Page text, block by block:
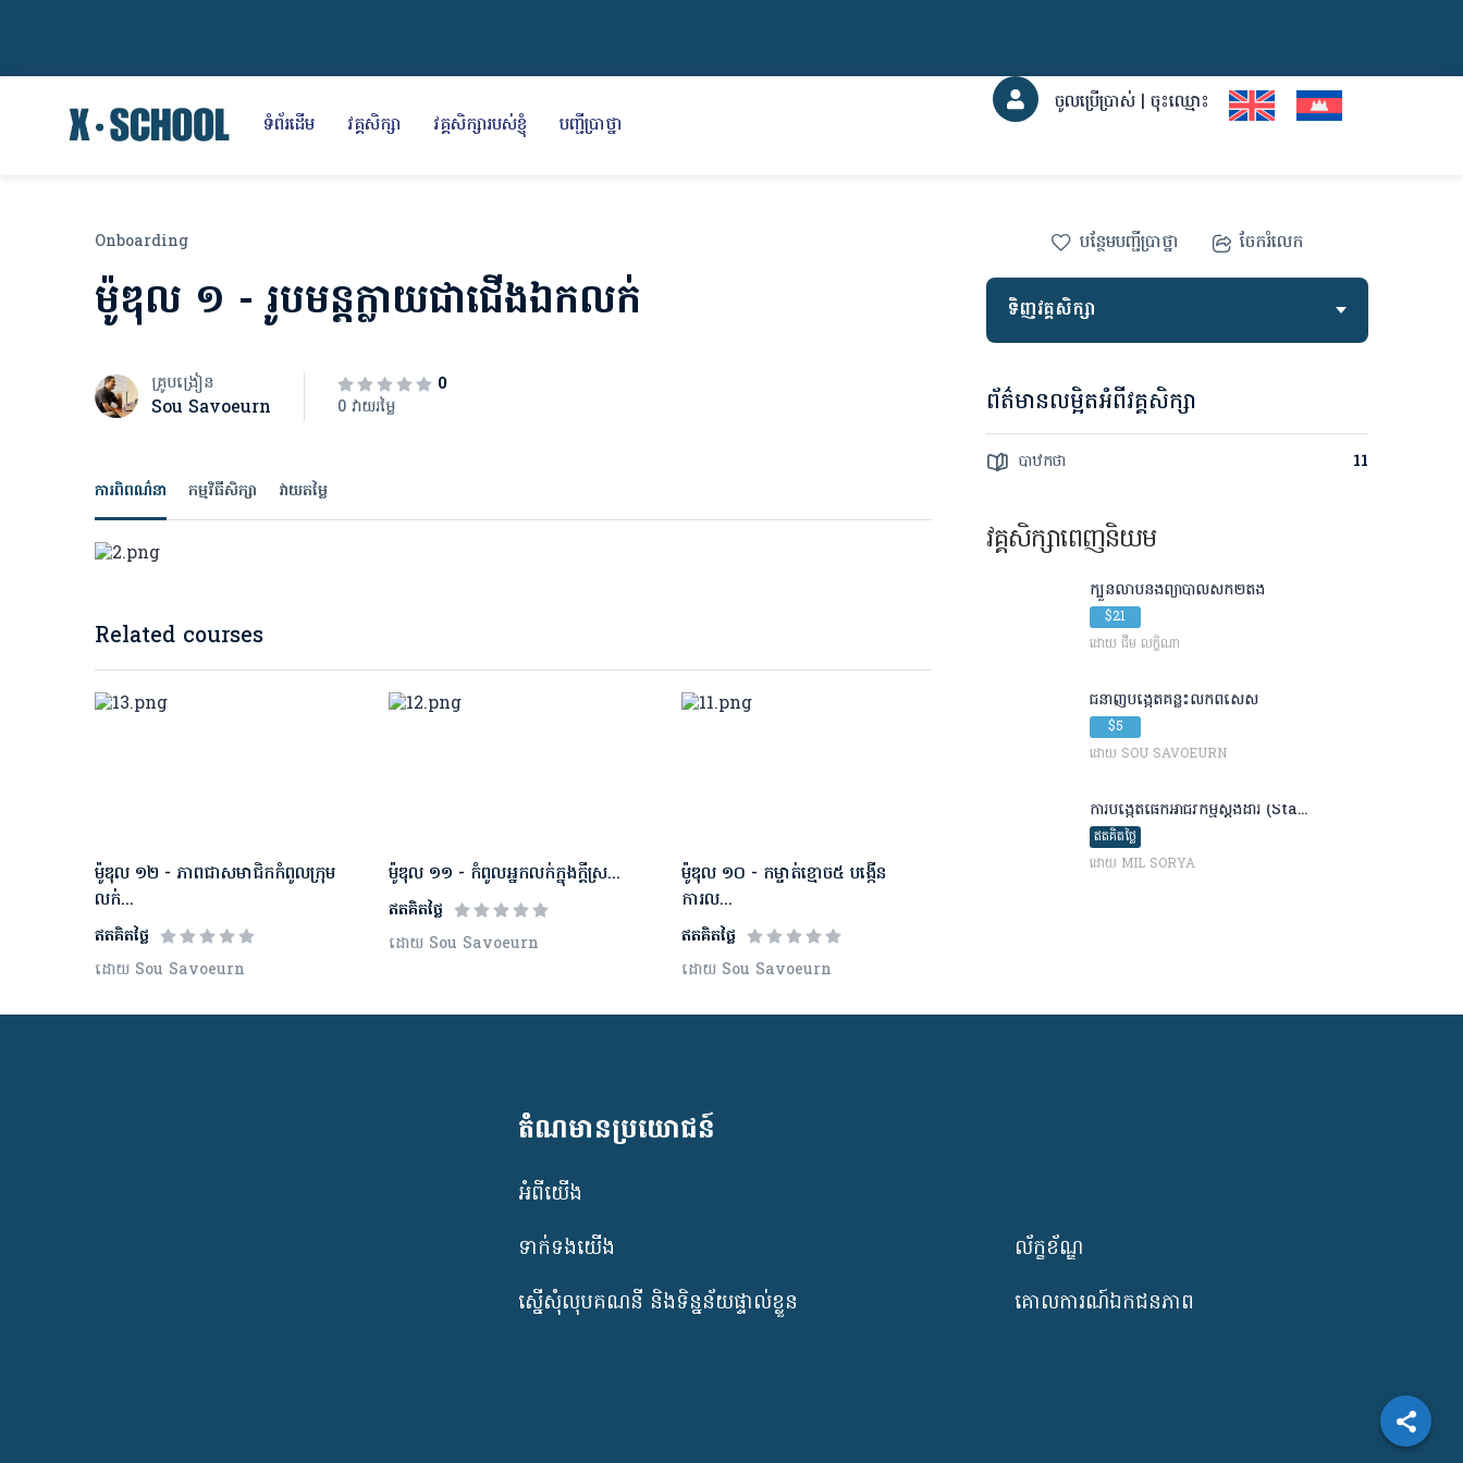
ទំព័រដើម វគ្គសិក្សា វគ្គសិក្សារបស់ខ្ញុំ បញ្ជីប្រាថ្នា
ចូលប្រើប្រាស់ | ចុះឈ្មោះ
Onboarding
ម៉ូឌុល​ ១ - រូបមន្តក្លាយជាជើងឯកលក់
គ្រូបង្រៀន
Sou Savoeurn
0
0 វាយរម្លៃ
ការពិពណ៌នា កម្មវិធីសិក្សា វាយតម្លៃ
Related courses
ម៉ូឌុល​ ១២ - ភាពជាសមាជិកកំពូលក្រុម
លក់...
ឥតគិតថ្លៃ
ដោយ Sou Savoeurn
ម៉ូឌុល​ ១១ - កំពូលអ្នកលក់ក្នុងក្ដីស្រ...
ឥតគិតថ្លៃ
ដោយ Sou Savoeurn
ម៉ូឌុល​ ១០ - កម្ចាត់ខ្មោច៥ បង្កើន
ការល...
ឥតគិតថ្លៃ
ដោយ Sou Savoeurn
បន្ថែម​បញ្ជី​ប្រាថ្នា ចែករំលេក
ទិញវគ្គសិក្សា
ព័ត៌មានលម្អិតអំពីវគ្គសិក្សា
បាឋកថា 11
វគ្គសិក្សាពេញនិយម
ក្បួនលាបនិងព្យាបាលសក់​២តង់
$21
ដោយ ជឹម លក្ខិណា
ជំនាញបង្កើត​គន្លឹះលក់​ពិសេស
$5
ដោយ SOU SAVOEURN
ការបង្កើតផេកអាជីវកម្មស្តង់ដារ (Sta...
ឥតគិតថ្លៃ
ដោយ MIL SORYA
តំណមានប្រយោជន៍
អំពីយើង
ទាក់ទងយើង
ស្នើសុំលុបគណនី និងទិន្នន័យផ្ទាល់ខ្លួន
ល័ក្ខខ័ណ្ឌ
គោលការណ៍ឯកជនភាព